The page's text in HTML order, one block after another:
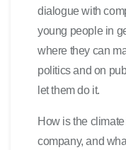
dialogue with
young people in
where they can
politics and on
let them do it.
How is the
company, and